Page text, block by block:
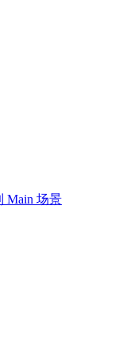
Main 场景